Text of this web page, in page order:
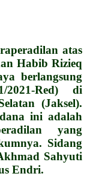
atas
Habib Rizieq
berlangsung
Red) di
(Jaksel).
ini adalah
yang
Sidang
Sahyuti
Endri.